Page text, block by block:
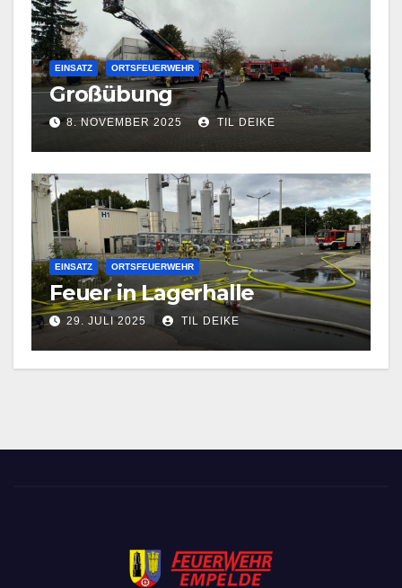
EINSATZ ORTSFEUERWEHR
Großübung
8. NOVEMBER 2025 TIL DEIKE
EINSATZ ORTSFEUERWEHR
Feuer in Lagerhalle
29. JULI 2025 TIL DEIKE